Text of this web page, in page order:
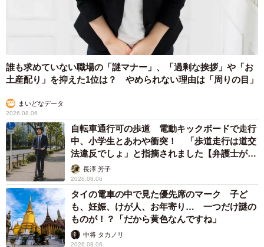
誰も求めていない職場の「謎マナー」、「過剰な挨拶」や「お
土産配り」を抑えた1位は？ やめられない理由は「周りの目」
まいどなデータ
2026.08.06
自転車通行可の歩道 電動キックボードで走行
中、小学生とあわや衝突！ 「歩道走行は道交
法違反でしょ」と指摘されました【弁護士が解
説】長澤 芳子
2026.08.06
タイの電車の中で見た優先席のマーク 子ど
も、妊娠、けが人、お年寄り… 一つだけ謎の
ものが！？「だから黄色なんですね」
中将 タカノリ
2026.08.06